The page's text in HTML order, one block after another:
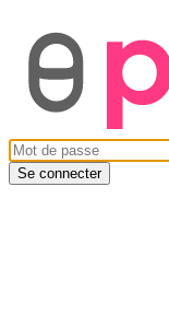
Se connecter